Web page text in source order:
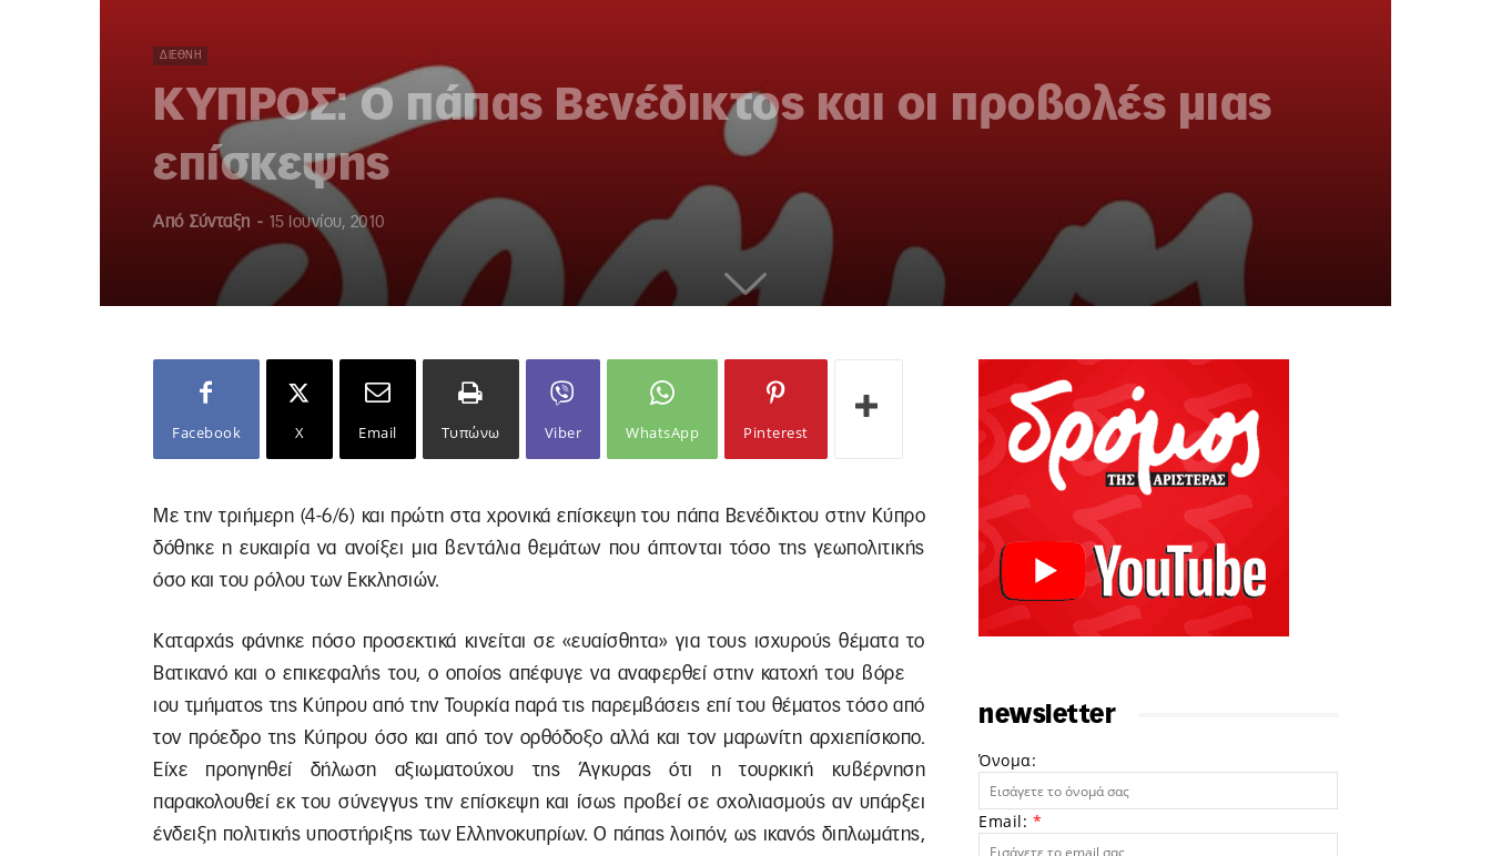
ΔΙΕΘΝΉ
ΚΥΠΡΟΣ: Ο πάπας Βενέδικτος και οι προβολές μιας
επίσκεψης
Από Σύνταξη - 15 Ιουνίου, 2010
Facebook X Email Τυπώνω Viber WhatsApp Pinterest
Με την τριήμερη (4-6/6) και πρώτη στα χρονικά επίσκεψη του πάπα Βενέδικτου στην Κύπρο
δόθηκε η ευκαιρία να ανοίξει μια βεντάλια θεμάτων που άπτονται τόσο της γεωπολιτικής
όσο και του ρόλου των Εκκλησιών.
Καταρχάς φάνηκε πόσο προσεκτικά κινείται σε «ευαίσθητα» για τους ισχυρούς θέματα το
Βατικανό και ο επικεφαλής του, ο οποίος απέφυγε να αναφερθεί στην κατοχή του βόρε
ιου τμήματος της Κύπρου από την Τουρκία παρά τις παρεμβάσεις επί του θέματος τόσο από
τον πρόεδρο της Κύπρου όσο και από τον ορθόδοξο αλλά και τον μαρωνίτη αρχιεπίσκοπο.
Είχε προηγηθεί δήλωση αξιωματούχου της Άγκυρας ότι η τουρκική κυβέρνηση
παρακολουθεί εκ του σύνεγγυς την επίσκεψη και ίσως προβεί σε σχολιασμούς αν υπάρξει
ένδειξη πολιτικής υποστήριξης των Ελληνοκυπρίων. Ο πάπας λοιπόν, ως ικανός διπλωμάτης,
newsletter
Όνομα:
Email: *